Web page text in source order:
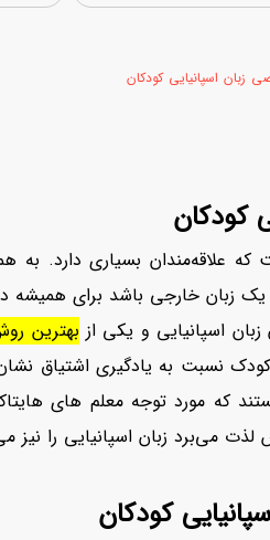
اسپانیایی کودکان
کودکان
که علاقه‌مندان بسیاری دارد.
زبان خارجی باشد برای همیشه
اسپانیایی و یکی از بهترین
نسبت به یادگیری اشتیاق
که مورد توجه معلم های
می‌برد زبان اسپانیایی را نیز
کودکان